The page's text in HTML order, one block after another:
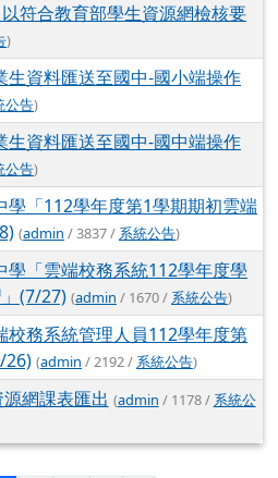
符合教育部學生資源網檢核要
)
生資料匯送至國中-國小端操作
公告)
生資料匯送至國中-國中端操作
公告)
學「112學年度第1學期期初雲端
(admin / 3837 / 系統公告)
學「雲端校務系統112學年度學
(7/27) (admin / 1670 / 系統公告)
校務系統管理人員112學年度第
26) (admin / 2192 / 系統公告)
源網課表匯出 (admin / 1178 / 系統公